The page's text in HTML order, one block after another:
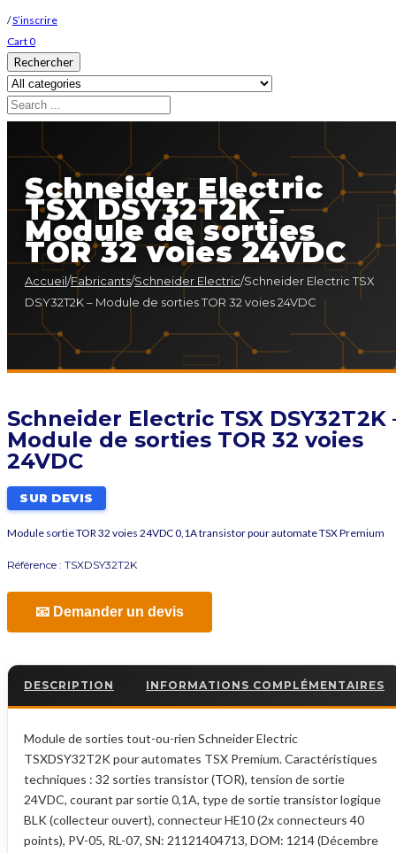
/S’inscrire
Cart0
Rechercher
Schneider Electric
TSX DSY32T2K –
Module de sorties
TOR 32 voies 24VDC
Accueil/Fabricants/Schneider Electric/Schneider Electric TSX
DSY32T2K – Module de sorties TOR 32 voies 24VDC
Schneider Electric TSX DSY32T2K
Module de sorties TOR 32 voies
24VDC
SUR DEVIS
Module sortie TOR 32 voies 24VDC 0,1A transistor pour automate TSX Premium
Référence : TSXDSY32T2K
📧 Demander un devis
DESCRIPTION INFORMATIONS COMPLÉMENTAIRES
Module de sorties tout-ou-rien Schneider Electric
TSXDSY32T2K pour automates TSX Premium. Caractéristiques
techniques : 32 sorties transistor (TOR), tension de sortie
24VDC, courant par sortie 0,1A, type de sortie transistor logique
BLK (collecteur ouvert), connecteur HE10 (2x connecteurs 40
points), PV-05, RL-07, SN: 21121404713, DOM: 1214 (Décembre